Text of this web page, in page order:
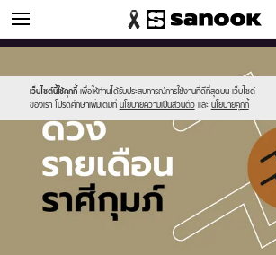
ดูดวง
เว็บไซต์นี้ใช้คุกกี้ เพื่อให้ท่านได้รับประสบการณ์การใช้งานที่ดีที่สุดบน เว็บไซต์
ของเรา โปรดศึกษาเพิ่มเติมที่ นโยบายความเป็นส่วนตัว และ นโยบายคุกกี้
new-
sanook.png
horoscope-
aquarius.jpg